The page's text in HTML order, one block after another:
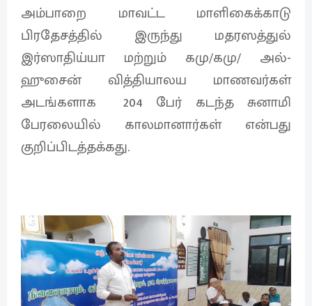
அம்பாறை மாவட்ட மாளிகைக்காடு
பிரதேசத்தில் இருந்து மதரஸத்துல்
இர்ஸாதிய்யா மற்றும் கமு/கமு/ அல்-
ஹுசைன் வித்தியாலய மாணவர்கள்
அடங்களாக 204 பேர் கடந்த சுனாமி
பேரலையில் காலமானார்கள் என்பது
குறிப்பிடத்தக்கது.